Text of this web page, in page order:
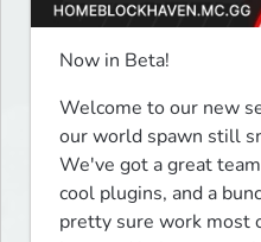
Now in Beta!
Welcome to our new
our world spawn still
We've got a great
cool plugins, and a
pretty sure work most